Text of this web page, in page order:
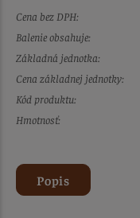
Cena bez DPH:
Balenie obsahuje:
Základná jednotka:
Cena základnej jednotky:
Kód produktu:
Hmotnosť:
Popis